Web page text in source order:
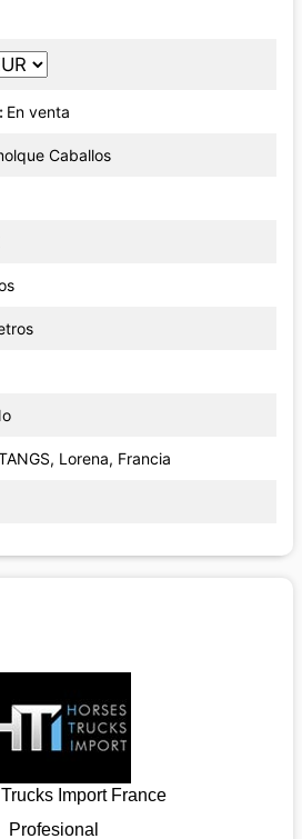
En venta
Caballos
Lorena, Francia
Import France
Profesional